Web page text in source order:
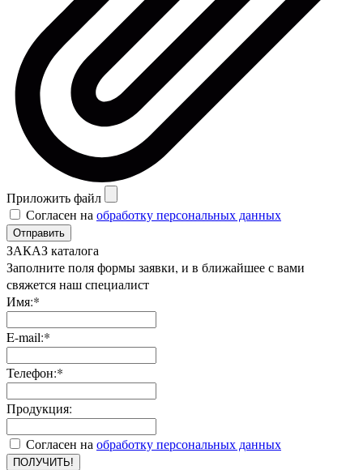
Приложить файл
Согласен на обработку персональных данных
Отправить
ЗАКАЗ каталога
Заполните поля формы заявки, и в ближайшее с вами
свяжется наш специалист
Имя:*
E-mail:*
Телефон:*
Продукция:
Согласен на обработку персональных данных
ПОЛУЧИТЬ!